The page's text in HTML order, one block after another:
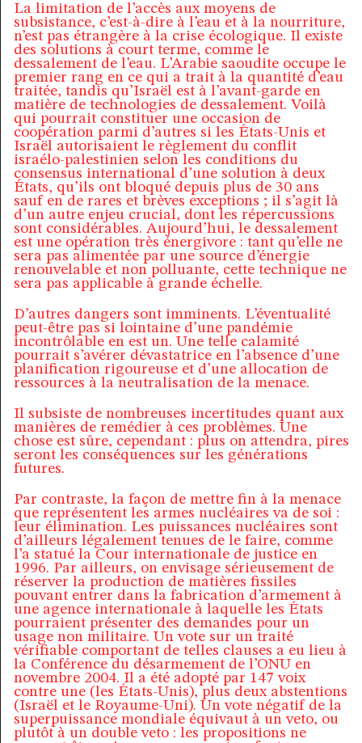
La limitation de l’accès aux moyens de
subsistance, c’est-à-dire à l’eau et à la nourriture,
n’est pas étrangère à la crise écologique. Il existe
des solutions à court terme, comme le
dessalement de l’eau. L’Arabie saoudite occupe le
premier rang en ce qui a trait à la quantité d’eau
traitée, tandis qu’Israël est à l’avant-garde en
matière de technologies de dessalement. Voilà
qui pourrait constituer une occasion de
coopération parmi d’autres si les États-Unis et
Israël autorisaient le règlement du conflit
israélo-palestinien selon les conditions du
consensus international d’une solution à deux
États, qu’ils ont bloqué depuis plus de 30 ans
sauf en de rares et brèves exceptions ; il s’agit là
d’un autre enjeu crucial, dont les répercussions
sont considérables. Aujourd’hui, le dessalement
est une opération très énergivore : tant qu’elle ne
sera pas alimentée par une source d’énergie
renouvelable et non polluante, cette technique ne
sera pas applicable à grande échelle.
D’autres dangers sont imminents. L’éventualité
peut-être pas si lointaine d’une pandémie
incontrôlable en est un. Une telle calamité
pourrait s’avérer dévastatrice en l’absence d’une
planification rigoureuse et d’une allocation de
ressources à la neutralisation de la menace.
Il subsiste de nombreuses incertitudes quant aux
manières de remédier à ces problèmes. Une
chose est sûre, cependant : plus on attendra, pires
seront les conséquences sur les générations
futures.
Par contraste, la façon de mettre fin à la menace
que représentent les armes nucléaires va de soi :
leur élimination. Les puissances nucléaires sont
d’ailleurs légalement tenues de le faire, comme
l’a statué la Cour internationale de justice en
1996. Par ailleurs, on envisage sérieusement de
réserver la production de matières fissiles
pouvant entrer dans la fabrication d’armement à
une agence internationale à laquelle les États
pourraient présenter des demandes pour un
usage non militaire. Un vote sur un traité
vérifiable comportant de telles clauses a eu lieu à
la Conférence du désarmement de l’ONU en
novembre 2004. Il a été adopté par 147 voix
contre une (les États-Unis), plus deux abstentions
(Israël et le Royaume-Uni). Un vote négatif de la
superpuissance mondiale équivaut à un veto, ou
plutôt à un double veto : les propositions ne